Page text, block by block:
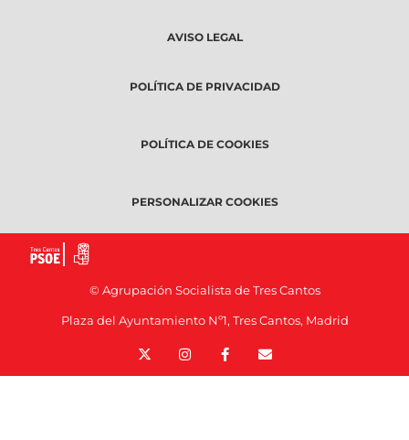
AVISO LEGAL
POLÍTICA DE PRIVACIDAD
POLÍTICA DE COOKIES
PERSONALIZAR COOKIES
© Agrupación Socialista de Tres Cantos
Plaza del Ayuntamiento Nº1, Tres Cantos, Madrid